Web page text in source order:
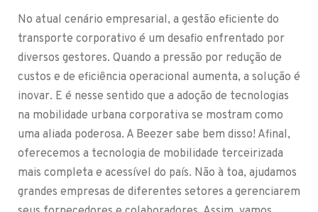
No atual cenário empresarial, a gestão eficiente do
transporte corporativo é um desafio enfrentado por
diversos gestores. Quando a pressão por redução de
custos e de eficiência operacional aumenta, a solução é
inovar. E é nesse sentido que a adoção de tecnologias
na mobilidade urbana corporativa se mostram como
uma aliada poderosa. A Beezer sabe bem disso! Afinal,
oferecemos a tecnologia de mobilidade terceirizada
mais completa e acessível do país. Não à toa, ajudamos
grandes empresas de diferentes setores a gerenciarem